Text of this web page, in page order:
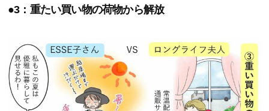
●3：重たい買い物の荷物から解放